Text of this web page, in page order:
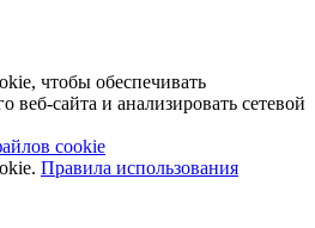
чтобы обеспечивать
веб-сайта и анализировать сетевой
cookie
Правила использования